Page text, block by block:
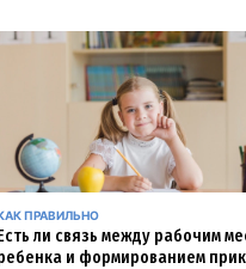
ПРАВИЛЬНО
ли связь между рабочим
и формированием